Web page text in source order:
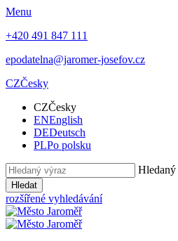
Menu
+420 491 847 111
epodatelna@jaromer-josefov.cz
CZČesky
CZČesky
ENEnglish
DEDeutsch
PLPo polsku
Hledat
rozšířené vyhledávání